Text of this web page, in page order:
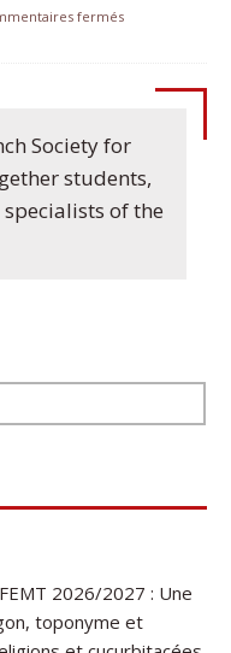
fermés
Society for
students,
of the
Darjeeling: A
2026/2027 : Une
toponyme et
et cucurbitacées